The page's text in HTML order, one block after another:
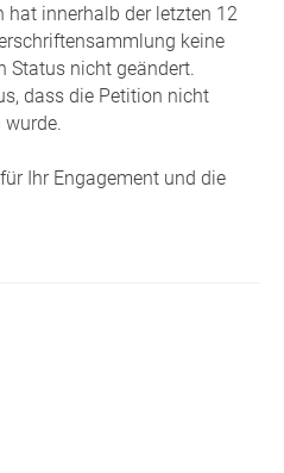
hat innerhalb der letzten 12
keine
Status nicht geändert.
dass die Petition nicht
Ihr Engagement und die